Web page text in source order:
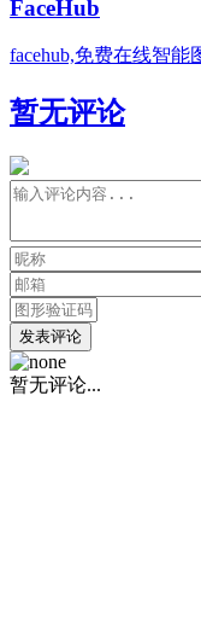
FaceHub
facehub,免费在线智
暂无评论
发表评论
暂无评论...